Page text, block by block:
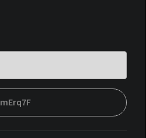
mErq7F